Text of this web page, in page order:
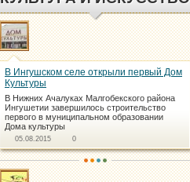
В Ингушском селе открыли первый Дом
Культуры
В Нижних Ачалуках Малгобекского района
Ингушетии завершилось строительство
первого в муниципальном образовании
Дома культуры
05.08.2015 0